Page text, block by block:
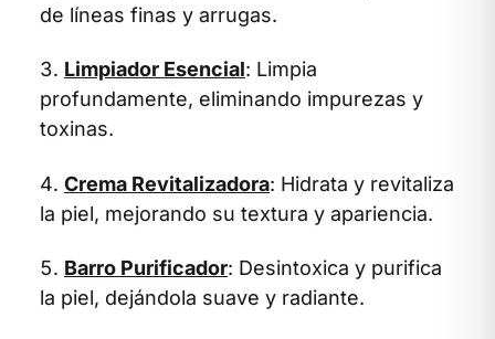
de líneas finas y arrugas.
Limpiador Esencial: Limpia
profundamente, eliminando impurezas y
toxinas.
Crema Revitalizadora: Hidrata y revitaliza
la piel, mejorando su textura y apariencia.
Barro Purificador: Desintoxica y purifica
la piel, dejándola suave y radiante.